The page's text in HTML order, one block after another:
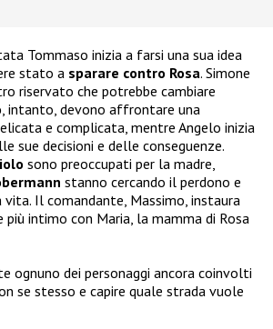
Tommaso inizia a farsi una sua idea
stato a sparare contro Rosa. Simone
riservato che potrebbe cambiare
, intanto, devono affrontare una
e complicata, mentre Angelo inizia
sue decisioni e delle conseguenze.
sono preoccupati per la madre,
stanno cercando il perdono e
vita. Il comandante, Massimo, instaura
più intimo con Maria, la mamma di Rosa
ognuno dei personaggi ancora coinvolti
se stesso e capire quale strada vuole